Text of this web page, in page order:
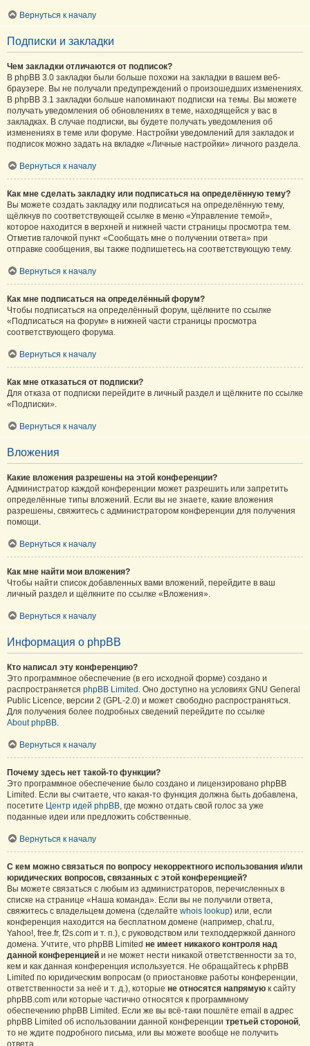
Вернуться к началу
Подписки и закладки
Чем закладки отличаются от подписок?
В phpBB 3.0 закладки были больше похожи на закладки в вашем веб-
браузере. Вы не получали предупреждений о произошедших изменениях.
В phpBB 3.1 закладки больше напоминают подписки на темы. Вы можете
получать уведомления об обновлениях в теме, находящейся у вас в
закладках. В случае подписки, вы будете получать уведомления об
изменениях в теме или форуме. Настройки уведомлений для закладок и
подписок можно задать на вкладке «Личные настройки» личного раздела.
Вернуться к началу
Как мне сделать закладку или подписаться на определённую тему?
Вы можете создать закладку или подписаться на определённую тему,
щёлкнув по соответствующей ссылке в меню «Управление темой»,
которое находится в верхней и нижней части страницы просмотра тем.
Отметив галочкой пункт «Сообщать мне о получении ответа» при
отправке сообщения, вы также подпишетесь на соответствующую тему.
Вернуться к началу
Как мне подписаться на определённый форум?
Чтобы подписаться на определённый форум, щёлкните по ссылке
«Подписаться на форум» в нижней части страницы просмотра
соответствующего форума.
Вернуться к началу
Как мне отказаться от подписки?
Для отказа от подписки перейдите в личный раздел и щёлкните по ссылке
«Подписки».
Вернуться к началу
Вложения
Какие вложения разрешены на этой конференции?
Администратор каждой конференции может разрешить или запретить
определённые типы вложений. Если вы не знаете, какие вложения
разрешены, свяжитесь с администратором конференции для получения
помощи.
Вернуться к началу
Как мне найти мои вложения?
Чтобы найти список добавленных вами вложений, перейдите в ваш
личный раздел и щёлкните по ссылке «Вложения».
Вернуться к началу
Информация о phpBB
Кто написал эту конференцию?
Это программное обеспечение (в его исходной форме) создано и
распространяется phpBB Limited . Оно доступно на условиях GNU General
Public Licence, версии 2 (GPL-2.0) и может свободно распространяться.
Для получения более подробных сведений перейдите по ссылке
About phpBB.
Вернуться к началу
Почему здесь нет такой-то функции?
Это программное обеспечение было создано и лицензировано phpBB
Limited. Если вы считаете, что какая-то функция должна быть добавлена,
посетите Центр идей phpBB, где можно отдать свой голос за уже
поданные идеи или предложить собственные.
Вернуться к началу
С кем можно связаться по вопросу некорректного использования и/или
юридических вопросов, связанных с этой конференцией?
Вы можете связаться с любым из администраторов, перечисленных в
списке на странице «Наша команда». Если вы не получили ответа,
свяжитесь с владельцем домена (сделайте whois lookup) или, если
конференция находится на бесплатном домене (например, chat.ru,
Yahoo!, free.fr, f2s.com и т. п.), с руководством или техподдержкой данного
домена. Учтите, что phpBB Limited не имеет никакого контроля над
данной конференцией и не может нести никакой ответственности за то,
кем и как данная конференция используется. Не обращайтесь к phpBB
Limited по юридическим вопросам (о приостановке работы конференции,
ответственности за неё и т. д.), которые не относятся напрямую к сайту
phpBB.com или которые частично относятся к программному
обеспечению phpBB Limited. Если же вы всё-таки пошлёте email в адрес
phpBB Limited об использовании данной конференции третьей стороной,
то не ждите подробного письма, или вы можете вообще не получить
ответа.